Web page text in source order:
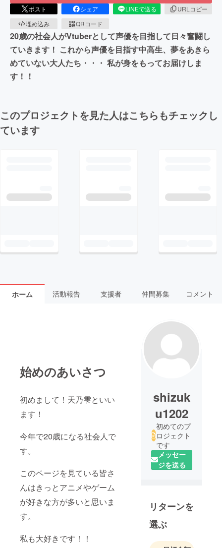
ポスト シェア LINEで送る
URLコピー
埋め込み
QRコード
20歳の社会人がVtuberとして声優を目指して日々奮闘し
ていきます！ これから声優を目指す中高生、夢をあきら
めていない大人たち・・・ 私が身をもってお届けしま
す！！
このプロジェクトを見た人はこちらもチェックし
ています
ホーム 活動報告 支援者 仲間募集 コメント
始めのあいさつ
初めまして！天乃雫といい
ます！
今年で20歳になる社会人で
す。
このページを見ている皆さ
んはきっとアニメやゲーム
が好きな方が多いと思いま
す。
私も大好きです！！
shizuk
u1202
初めてのプ
ロジェクト
です
メッセー
ジを送る
リターンを
選ぶ